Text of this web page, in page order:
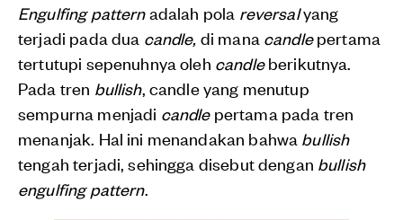
Engulfing patternadalah pola reversalyang
terjadi pada dua candle, di mana candlepertama
tertutupi sepenuhnya oleh candleberikutnya.
Pada tren bullish, candle yang menutup
sempurna menjadi candlepertama pada tren
menanjak. Hal ini menandakan bahwa bullish
tengah terjadi, sehingga disebut dengan bullish
engulfing pattern.